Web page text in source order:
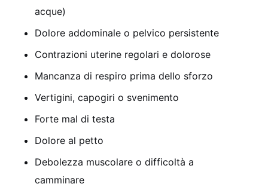
acque)
Dolore addominale o pelvico persistente
Contrazioni uterine regolari e dolorose
Mancanza di respiro prima dello sforzo
Vertigini, capogiri o svenimento
Forte mal di testa
Dolore al petto
Debolezza muscolare o difficoltà a
camminare